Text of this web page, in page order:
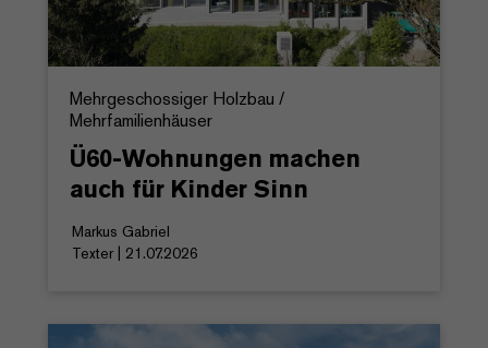
Mehrgeschossiger Holzbau /
Mehrfamilienhäuser
Ü60-Wohnungen machen
auch für Kinder Sinn
Markus Gabriel
Texter | 21.07.2026